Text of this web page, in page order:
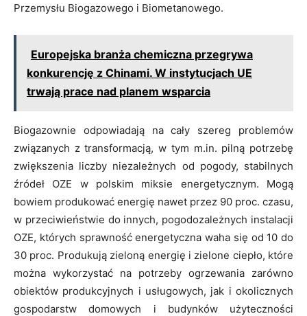
Przemysłu Biogazowego i Biometanowego.
Europejska branża chemiczna przegrywa
konkurencję z Chinami. W instytucjach UE
trwają prace nad planem wsparcia
Biogazownie odpowiadają na cały szereg problemów
związanych z transformacją, w tym m.in. pilną potrzebę
zwiększenia liczby niezależnych od pogody, stabilnych
źródeł OZE w polskim miksie energetycznym. Mogą
bowiem produkować energię nawet przez 90 proc. czasu,
w przeciwieństwie do innych, pogodozależnych instalacji
OZE, których sprawność energetyczna waha się od 10 do
30 proc. Produkują zieloną energię i zielone ciepło, które
można wykorzystać na potrzeby ogrzewania zarówno
obiektów produkcyjnych i usługowych, jak i okolicznych
gospodarstw domowych i budynków użyteczności